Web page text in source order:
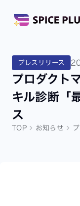
プレスリリース
プロダクト
キル診断「
ス
TOP お知らせ